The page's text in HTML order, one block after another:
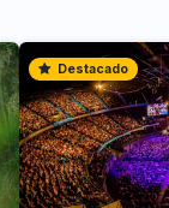
Destacado